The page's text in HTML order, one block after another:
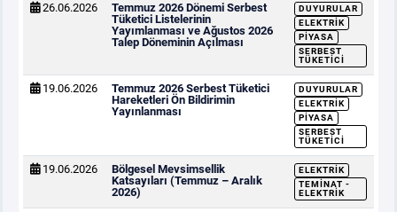
26.06.2026
Temmuz 2026 Dönemi Serbest
Tüketici Listelerinin
Yayımlanması ve Ağustos 2026
Talep Döneminin Açılması
DUYURULAR
ELEKTRIK
PIYASA
SERBEST
TÜKETICI
19.06.2026
Temmuz 2026 Serbest Tüketici
Hareketleri Ön Bildirimin
Yayınlanması
DUYURULAR
ELEKTRIK
PIYASA
SERBEST
TÜKETICI
19.06.2026
Bölgesel Mevsimsellik
Katsayıları (Temmuz – Aralık
2026)
ELEKTRIK
TEMINAT -
ELEKTRIK